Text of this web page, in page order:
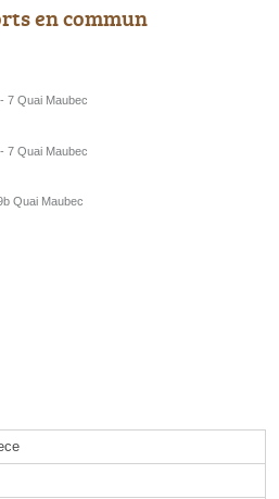
en commun
7 Quai Maubec
7 Quai Maubec
Quai Maubec